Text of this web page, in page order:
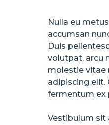
Nulla eu
accumsan
Duis
volutpat, arcu
molestie vitae
adipiscing elit.
fermentum ex
Vestibulum sit